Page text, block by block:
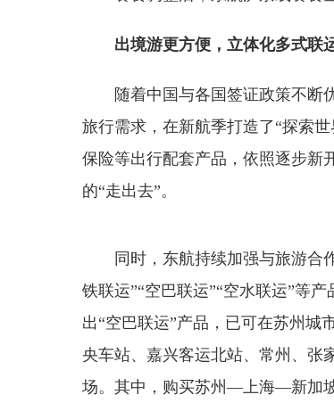
出境游更方便，立体化多式联
随着中国与各国签证政策不断
旅行需求，在新航季打造了“探索
保险等出行配套产品，依照逐步新
的“走出去”。
同时，东航持续加强与旅游合
铁联运”“空巴联运”“空水联运”等
出“空巴联运”产品，已可在苏州城
央车站、嘉兴客运北站、常州、张
场。其中，购买苏州—上海—新加